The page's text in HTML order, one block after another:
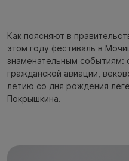
Как поясняют в
этом году фестиваль в
знаменательным событиям:
гражданской авиации,
летию со дня рождения
Покрышкина.